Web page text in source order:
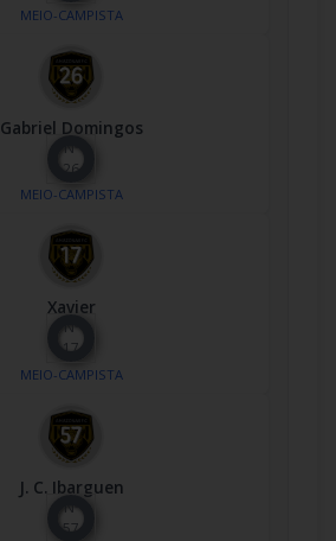
MEIO-CAMPISTA
Gabriel Domingos
Nº
26
MEIO-CAMPISTA
Xavier
Nº
17
MEIO-CAMPISTA
J. C. Ibarguen
Nº
57